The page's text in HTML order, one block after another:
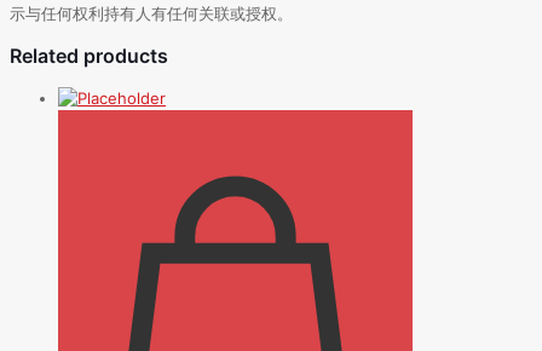
示与任何权利持有人有任何关联或授权。
Related products